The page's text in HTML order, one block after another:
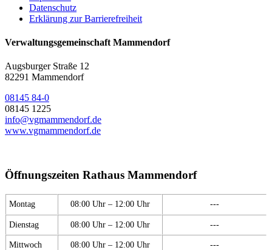
Datenschutz
Erklärung zur Barrierefreiheit
Verwaltungsgemeinschaft Mammendorf
Augsburger Straße 12
82291 Mammendorf
08145 84-0
08145 1225
info@vgmammendorf.de
www.vgmammendorf.de
Öffnungszeiten Rathaus Mammendorf
Montag 08:00 Uhr – 12:00 Uhr ---
Dienstag 08:00 Uhr – 12:00 Uhr ---
Mittwoch 08:00 Uhr – 12:00 Uhr ---